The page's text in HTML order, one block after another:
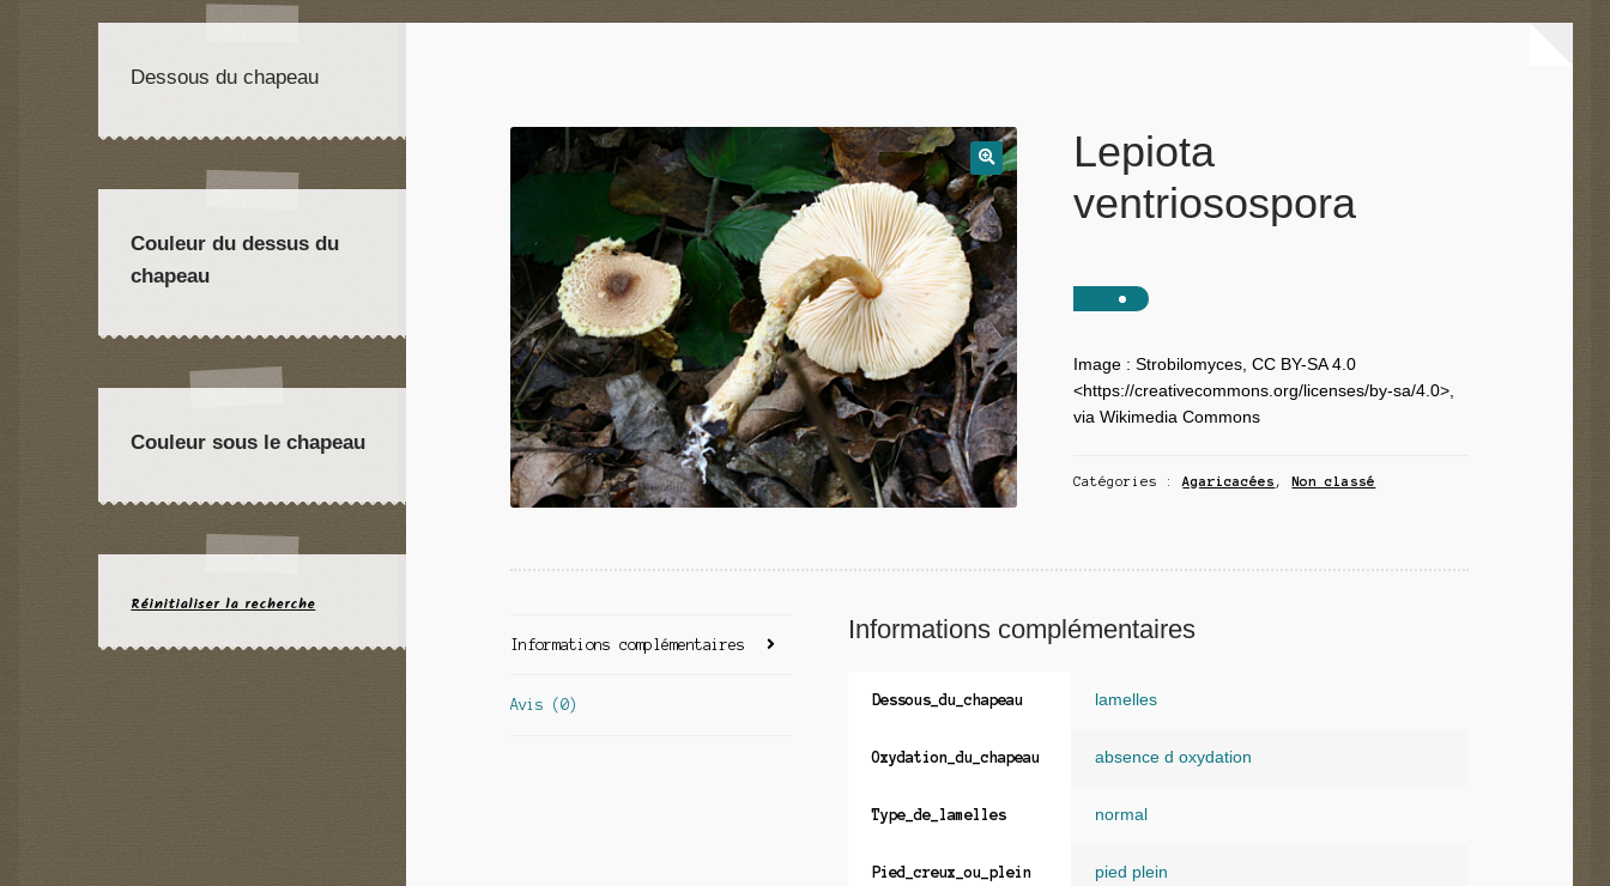
Lepiota
ventriosospora
Image : Strobilomyces, CC BY-SA 4.0
<https://creativecommons.org/licenses/by-sa/4.0>,
via Wikimedia Commons
Catégories :Agaricacées ,Non classé
Informations complémentaires
Avis (0)
Informations complémentaires
Dessous_du_chapeau lamelles
Oxydation_du_chapeau absence d oxydation
Type_de_lamelles normal
Pied_creux_ou_plein pied plein
Dessous du chapeau
Couleur du dessus du
chapeau
Couleur sous le chapeau
Réinitialiser la recherche